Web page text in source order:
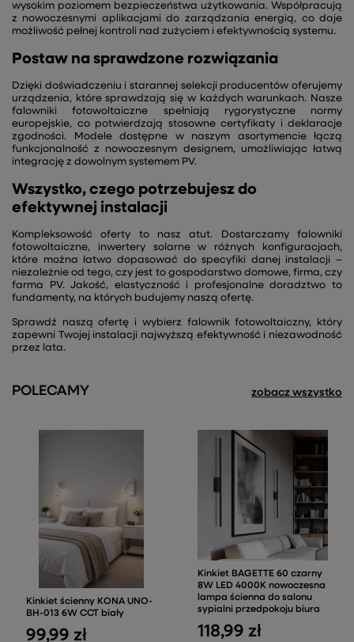
wysokim poziomem bezpieczeństwa użytkowania. Współpracują
z nowoczesnymi aplikacjami do zarządzania energią, co daje
możliwość pełnej kontroli nad zużyciem i efektywnością systemu.
Postaw na sprawdzone rozwiązania
Dzięki doświadczeniu i starannej selekcji producentów oferujemy
urządzenia, które sprawdzają się w każdych warunkach. Nasze
falowniki fotowoltaiczne spełniają rygorystyczne normy
europejskie, co potwierdzają stosowne certyfikaty i deklaracje
zgodności. Modele dostępne w naszym asortymencie łączą
funkcjonalność z nowoczesnym designem, umożliwiając łatwą
integrację z dowolnym systemem PV.
Wszystko, czego potrzebujesz do
efektywnej instalacji
Kompleksowość oferty to nasz atut. Dostarczamy falowniki
fotowoltaiczne, inwertery solarne w różnych konfiguracjach,
które można łatwo dopasować do specyfiki danej instalacji –
niezależnie od tego, czy jest to gospodarstwo domowe, firma, czy
farma PV. Jakość, elastyczność i profesjonalne doradztwo to
fundamenty, na których budujemy naszą ofertę.
Sprawdź naszą ofertę i wybierz falownik fotowoltaiczny, który
zapewni Twojej instalacji najwyższą efektywność i niezawodność
przez lata.
POLECAMY zobacz wszystko
Kinkiet ścienny KONA UNO-
BH-013 6W CCT biały
99,99 zł
Kinkiet BAGETTE 60 czarny
8W LED 4000K nowoczesna
lampa ścienna do salonu
sypialni przedpokoju biura
118,99 zł